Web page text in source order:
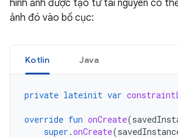
hình ảnh được tạo từ tài nguyên có
ảnh đó vào bố cục:
Kotlin Java
private lateinit var
override fun onCreate(
super .onCreate(